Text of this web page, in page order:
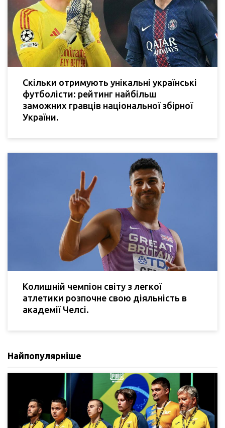
Скільки отримують унікальні українські
футболісти: рейтинг найбільш
заможних гравців національної збірної
України.
Колишній чемпіон світу з легкої
атлетики розпочне свою діяльність в
академії Челсі.
Найпопулярніше